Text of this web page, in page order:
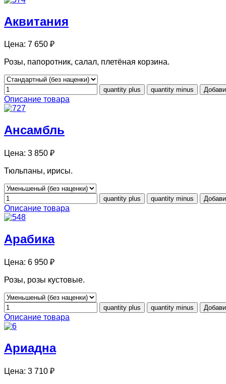
Аквитания
Цена: 7 650 ₽
Розы, папоротник, салал, плетёная корзина.
Описание товара
Ансамбль
Цена: 3 850 ₽
Тюльпаны, ирисы.
Описание товара
Арабика
Цена: 6 950 ₽
Розы, розы кустовые.
Описание товара
Ариадна
Цена: 3 710 ₽